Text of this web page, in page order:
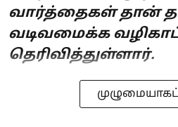
வார்த்தைகள் தான்
வடிவமைக்க
தெரிவித்துள்ளார்.